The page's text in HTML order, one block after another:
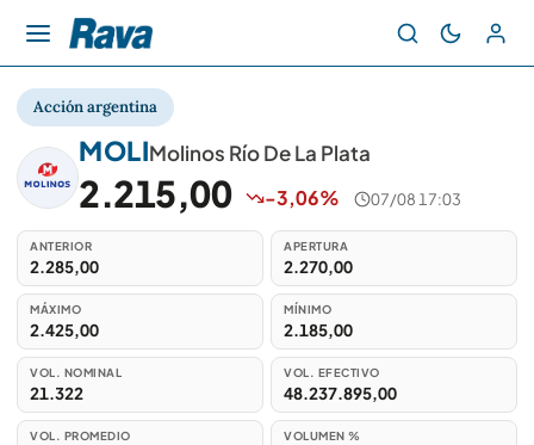
Acción argentina
MOLIMolinos Río De La Plata
2.215,00 -3,06% 07/08 17:03
ANTERIOR
2.285,00
APERTURA
2.270,00
MÁXIMO
2.425,00
MÍNIMO
2.185,00
VOL. NOMINAL
21.322
VOL. EFECTIVO
48.237.895,00
VOL. PROMEDIO VOLUMEN %